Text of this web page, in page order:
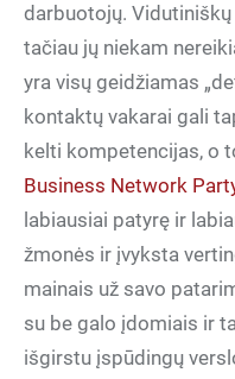
darbuotojų.
tačiau jų niekam
yra visų geidžiamas
kontaktų vakarai gali
kelti kompetencijas, o
Business Network
labiausiai patyrę ir
žmonės ir įvyksta
mainais už savo
su be galo įdomiais ir
išgirstu įspūdingų